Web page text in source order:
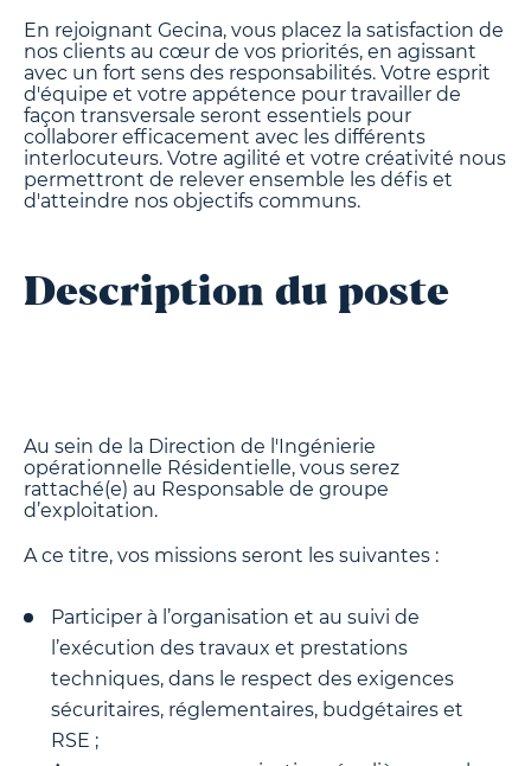
En rejoignant Gecina, vous placez la satisfaction de
nos clients au cœur de vos priorités, en agissant
avec un fort sens des responsabilités. Votre esprit
d'équipe et votre appétence pour travailler de
façon transversale seront essentiels pour
collaborer efficacement avec les différents
interlocuteurs. Votre agilité et votre créativité nous
permettront de relever ensemble les défis et
d'atteindre nos objectifs communs.
Description du poste
Au sein de la Direction de l'Ingénierie
opérationnelle Résidentielle, vous serez
rattaché(e) au Responsable de groupe
d’exploitation.
A ce titre, vos missions seront les suivantes :
Participer à l’organisation et au suivi de
l’exécution des travaux et prestations
techniques, dans le respect des exigences
sécuritaires, réglementaires, budgétaires et
RSE ;